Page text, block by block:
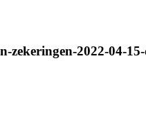
zekeringen-2022-04-